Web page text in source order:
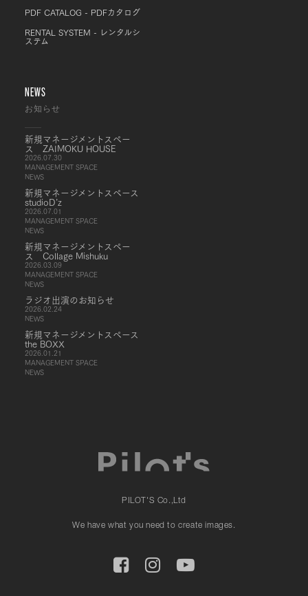
PDF CATALOG - PDFカタログ
RENTAL SYSTEM - レンタルシ
ステム
NEWS
お知らせ
新規マネージメントスペー
ス ZAIMOKU HOUSE
2026.07.30
MANAGEMENT SPACE
NEWS
新規マネージメントスペース
studioD’z
2026.07.01
MANAGEMENT SPACE
NEWS
新規マネージメントスペー
ス Collage Mishuku
2026.03.09
MANAGEMENT SPACE
NEWS
ラジオ出演のお知らせ
2026.02.24
NEWS
新規マネージメントスペース
the BOXX
2026.01.21
MANAGEMENT SPACE
NEWS
PILOT'S Co.,Ltd
We have what you need to create images.